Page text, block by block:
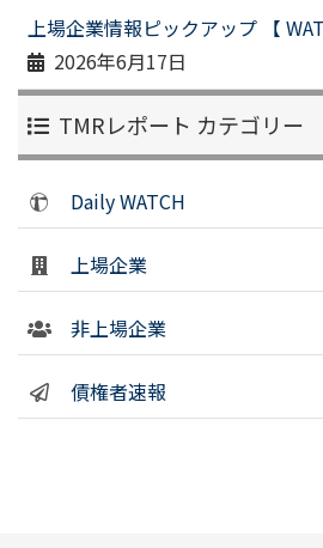
2026年6月17日
TMRレポート カテゴリー
Daily WATCH
上場企業
非上場企業
債権者速報